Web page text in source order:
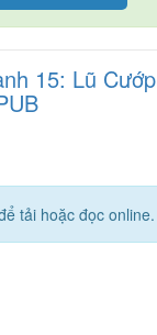
15: Lũ Cướp
tải hoặc đọc online.